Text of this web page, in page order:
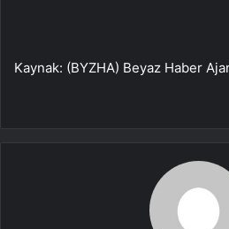
Kaynak: (BYZHA) Beyaz Haber